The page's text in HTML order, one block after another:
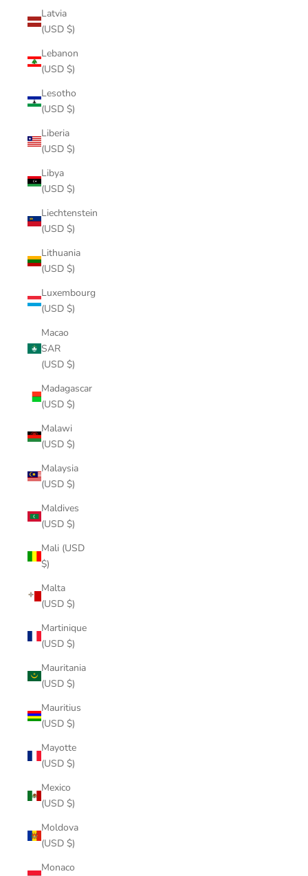
Latvia
(USD $)
Lebanon
(USD $)
Lesotho
(USD $)
Liberia
(USD $)
Libya
(USD $)
Liechtenstein
(USD $)
Lithuania
(USD $)
Luxembourg
(USD $)
Macao
SAR
(USD $)
Madagascar
(USD $)
Malawi
(USD $)
Malaysia
(USD $)
Maldives
(USD $)
Mali (USD
$)
Malta
(USD $)
Martinique
(USD $)
Mauritania
(USD $)
Mauritius
(USD $)
Mayotte
(USD $)
Mexico
(USD $)
Moldova
(USD $)
Monaco